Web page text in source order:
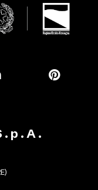
p . A .